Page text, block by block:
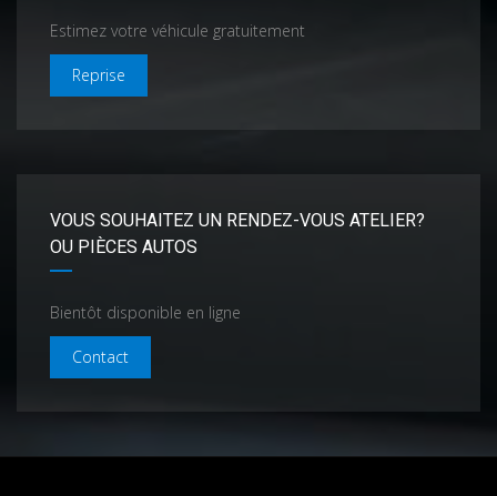
Estimez votre véhicule gratuitement
Reprise
VOUS SOUHAITEZ UN RENDEZ-VOUS ATELIER?
OU PIÈCES AUTOS
Bientôt disponible en ligne
Contact